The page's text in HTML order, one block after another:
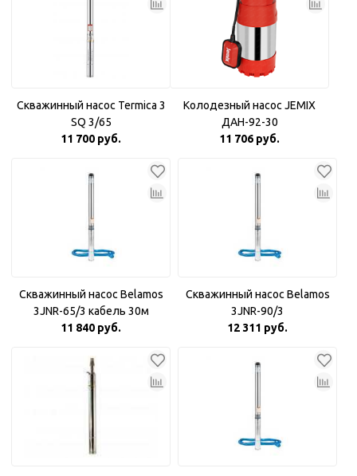
Скважинный насос Termica 3
SQ 3/65
11 700 руб.
Колодезный насос JEMIX
ДАН-92-30
11 706 руб.
Скважинный насос Belamos
3JNR-65/3 кабель 30м
11 840 руб.
Скважинный насос Belamos
3JNR-90/3
12 311 руб.